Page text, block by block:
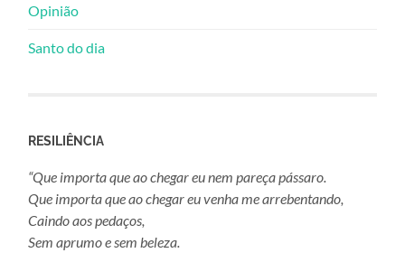
Opinião
Santo do dia
RESILIÊNCIA
“Que importa que ao chegar eu nem pareça pássaro.
Que importa que ao chegar eu venha me arrebentando,
Caindo aos pedaços,
Sem aprumo e sem beleza.